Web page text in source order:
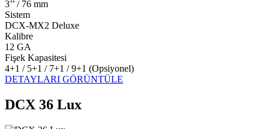
3’’ / 76 mm
Sistem
DCX-MX2 Deluxe
Kalibre
12 GA
Fişek Kapasitesi
4+1 / 5+1 / 7+1 / 9+1 (Opsiyonel)
DETAYLARI GÖRÜNTÜLE
DCX 36 Lux